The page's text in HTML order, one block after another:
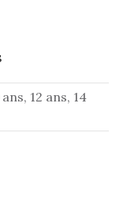
12 ans, 14